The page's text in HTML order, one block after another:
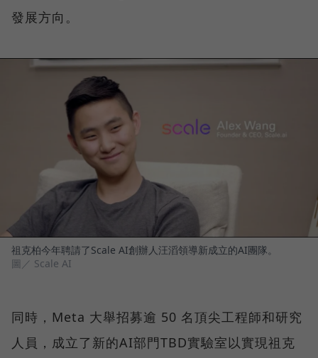
發展方向。
祖克柏今年聘請了Scale AI創辦人汪滔領導新成立的AI團隊。
圖／ Scale AI
同時，Meta 大舉招募逾 50 名頂尖工程師和研究
人員，成立了新的AI部門TBD實驗室以實現祖克